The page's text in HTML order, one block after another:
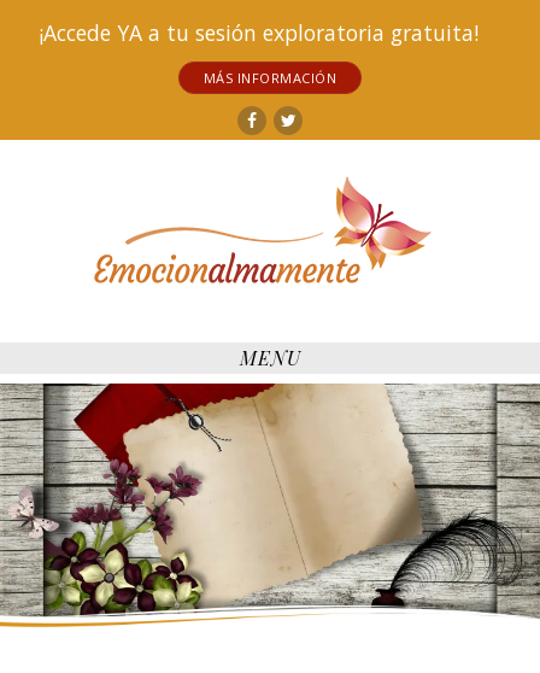
¡Accede YA a tu sesión exploratoria gratuita!
MÁS INFORMACIÓN
Facebook
Twitter
MENU